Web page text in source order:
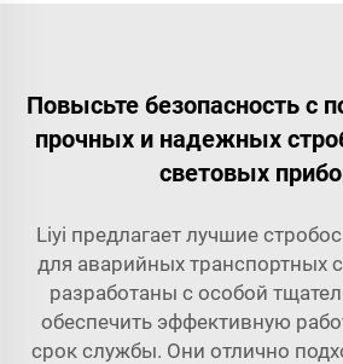
Повысьте безопасность с
прочных и надежных
световых
Liyi предлагает лучшие
для аварийных транспортных
разработаны с особой
обеспечить эффективную
срок службы. Они отлично